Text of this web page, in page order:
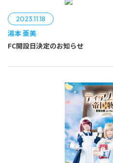
2023.11.18
湯本 亜美
FC開設日決定のお知らせ